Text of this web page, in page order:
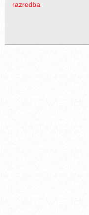
razredba